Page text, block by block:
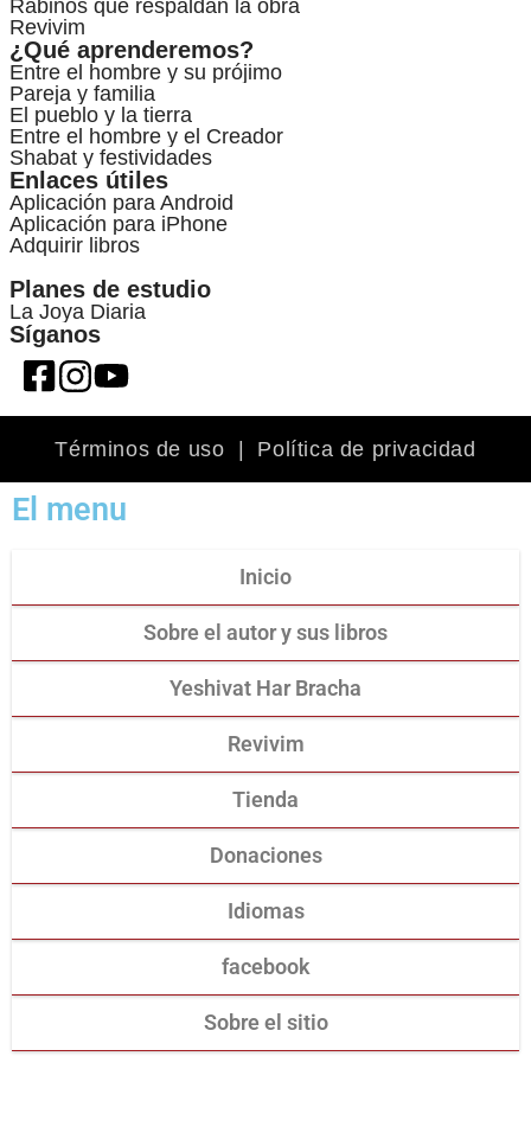
Rabinos que respaldan la obra
Revivim
¿Qué aprenderemos?
Entre el hombre y su prójimo
Pareja y familia
El pueblo y la tierra
Entre el hombre y el Creador
Shabat y festividades
Enlaces útiles
Aplicación para Android
Aplicación para iPhone
Adquirir libros
Planes de estudio
La Joya Diaria
Síganos
Términos de uso Política de privacidad
El menu
Inicio
Sobre el autor y sus libros
Yeshivat Har Bracha
Revivim
Tienda
Donaciones
Idiomas
facebook
Sobre el sitio